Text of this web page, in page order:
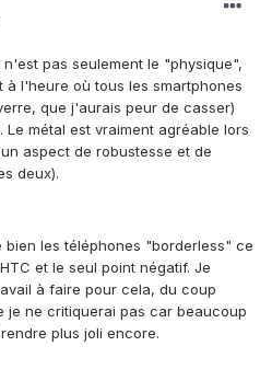
pas seulement le "physique",
l'heure où tous les smartphones
que j'aurais peur de casser)
métal est vraiment agréable lors
aspect de robustesse et de
deux).
les téléphones "borderless" ce
et le seul point négatif. Je
à faire pour cela, du coup
je ne critiquerai pas car beaucoup
plus joli encore.